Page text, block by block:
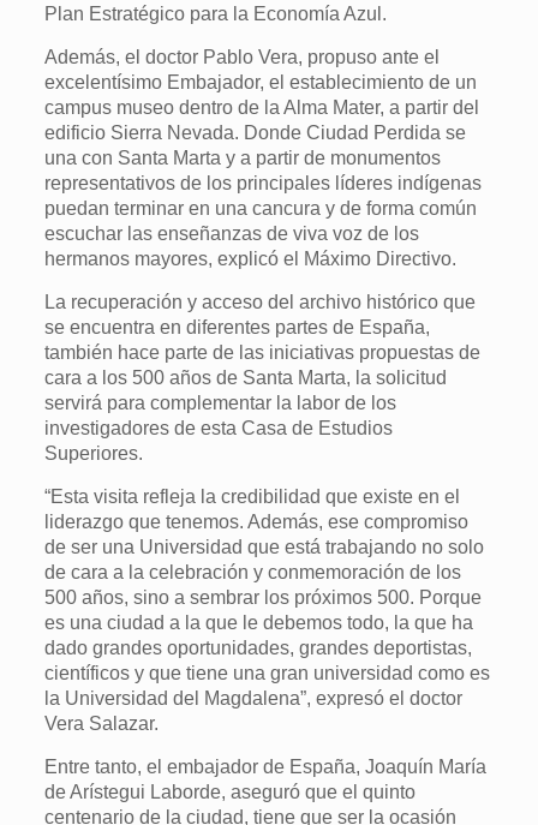
Plan Estratégico para la Economía Azul.
Además, el doctor Pablo Vera, propuso ante el
excelentísimo Embajador, el establecimiento de un
campus museo dentro de la Alma Mater, a partir del
edificio Sierra Nevada. Donde Ciudad Perdida se
una con Santa Marta y a partir de monumentos
representativos de los principales líderes indígenas
puedan terminar en una cancura y de forma común
escuchar las enseñanzas de viva voz de los
hermanos mayores, explicó el Máximo Directivo.
La recuperación y acceso del archivo histórico que
se encuentra en diferentes partes de España,
también hace parte de las iniciativas propuestas de
cara a los 500 años de Santa Marta, la solicitud
servirá para complementar la labor de los
investigadores de esta Casa de Estudios
Superiores.
“Esta visita refleja la credibilidad que existe en el
liderazgo que tenemos. Además, ese compromiso
de ser una Universidad que está trabajando no solo
de cara a la celebración y conmemoración de los
500 años, sino a sembrar los próximos 500. Porque
es una ciudad a la que le debemos todo, la que ha
dado grandes oportunidades, grandes deportistas,
científicos y que tiene una gran universidad como es
la Universidad del Magdalena”, expresó el doctor
Vera Salazar.
Entre tanto, el embajador de España, Joaquín María
de Arístegui Laborde, aseguró que el quinto
centenario de la ciudad, tiene que ser la ocasión